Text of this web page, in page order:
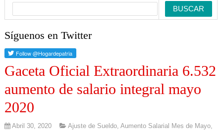
Síguenos en Twitter
Gaceta Oficial Extraordinaria 6.532
aumento de salario integral mayo
2020
Abril 30, 2020 Ajuste de Sueldo, Aumento Salarial Mes de Mayo,